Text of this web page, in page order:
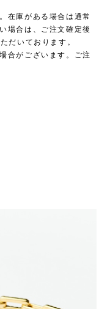
在庫がある場合は通常
場合は、ご注文確定後
だいております。
合がございます。ご注